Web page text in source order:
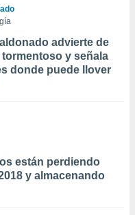
advierte de
y señala
donde puede llover
están perdiendo
y almacenando